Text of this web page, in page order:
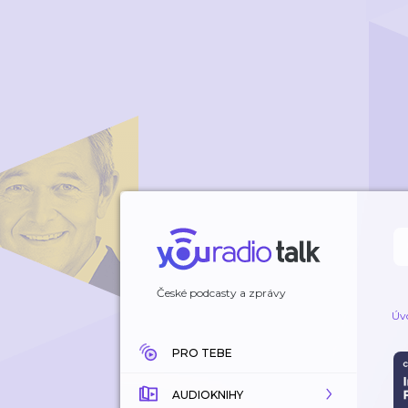
České podcasty a zprávy
PRO TEBE
AUDIOKNIHY